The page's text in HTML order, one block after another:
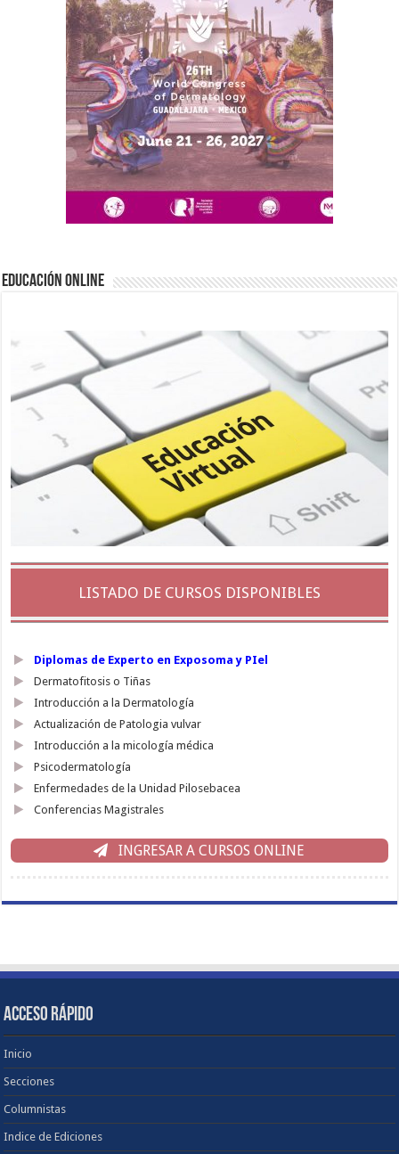
EDUCACIÓN ONLINE
LISTADO DE CURSOS DISPONIBLES
Diplomas de Experto en Exposoma y PIel
Dermatofitosis o Tiñas
Introducción a la Dermatología
Actualización de Patologia vulvar
Introducción a la micología médica
Psicodermatología
Enfermedades de la Unidad Pilosebacea
Conferencias Magistrales
INGRESAR A CURSOS ONLINE
ACCESO RÁPIDO
Inicio
Secciones
Columnistas
Indice de Ediciones